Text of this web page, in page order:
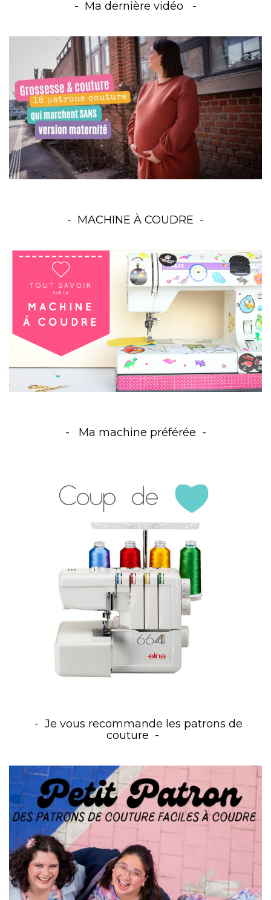
Ma dernière vidéo
MACHINE À COUDRE
Ma machine préférée
Je vous recommande les patrons de
couture